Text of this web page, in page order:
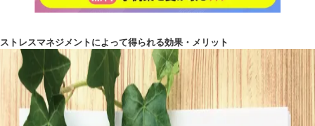
ストレスマネジメントによって得られる効果・メリット